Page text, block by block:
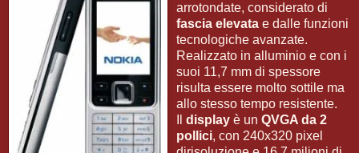
arrotondate, considerato di
fascia elevata e dalle funzioni
tecnologiche avanzate.
Realizzato in alluminio e con i
suoi 11,7 mm di spessore
risulta essere molto sottile ma
allo stesso tempo resistente.
display è un QVGA da 2
pollici, con 240x320 pixel